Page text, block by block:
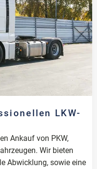
LKW-
Ankauf von PKW,
Wir bieten
Abwicklung, sowie eine